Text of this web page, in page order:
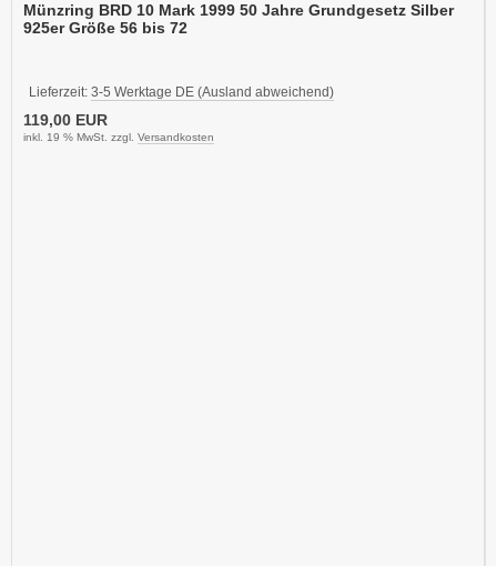
Münzring BRD 10 Mark 1999 50 Jahre Grundgesetz Silber
925er Größe 56 bis 72
Lieferzeit: 3-5 Werktage DE (Ausland abweichend)
119,00 EUR
inkl. 19 % MwSt. zzgl. Versandkosten